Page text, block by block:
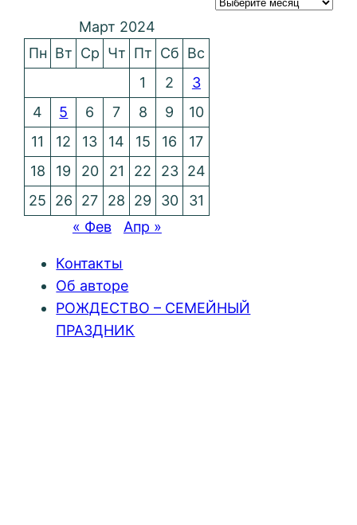
Март 2024
Пн Вт Ср Чт Пт Сб Вс
1
2
3
4
5 6 7 8 9
10
11
12 13 14 15 16
17
18
19 20 21 22 23 24
25
26 27 28 29 30
31
« Фев
Апр »
Контакты
Об авторе
РОЖДЕСТВО – СЕМЕЙНЫЙ
ПРАЗДНИК